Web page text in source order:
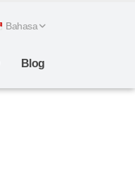
Bahasa
Blog